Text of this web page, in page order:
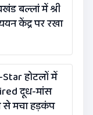
बल्लां में श्री
केंद्र पर रखा
होटलों में
दूध-मांस
से मचा हड़कंप